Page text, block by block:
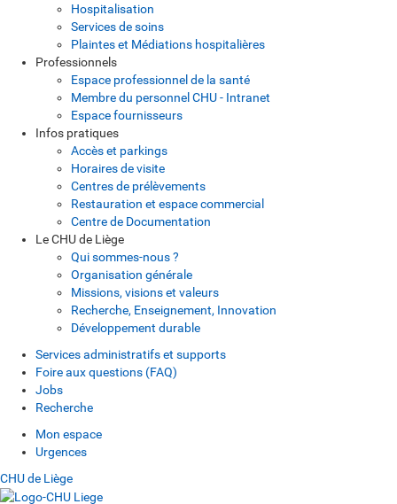
Hospitalisation
Services de soins
Plaintes et Médiations hospitalières
Professionnels
Espace professionnel de la santé
Membre du personnel CHU - Intranet
Espace fournisseurs
Infos pratiques
Accès et parkings
Horaires de visite
Centres de prélèvements
Restauration et espace commercial
Centre de Documentation
Le CHU de Liège
Qui sommes-nous ?
Organisation générale
Missions, visions et valeurs
Recherche, Enseignement, Innovation
Développement durable
Services administratifs et supports
Foire aux questions (FAQ)
Jobs
Recherche
Mon espace
Urgences
CHU de Liège